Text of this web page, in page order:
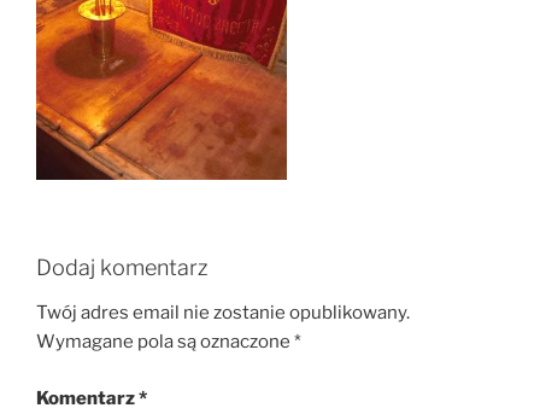
Dodaj komentarz
Twój adres email nie zostanie opublikowany.
Wymagane pola są oznaczone *
Komentarz*